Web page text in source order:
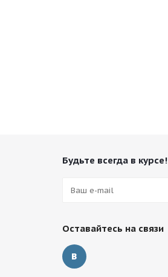
Будьте всегда в курсе!
Оставайтесь на связи